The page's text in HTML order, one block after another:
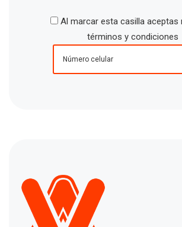
Al marcar esta casilla aceptas
términos y condiciones